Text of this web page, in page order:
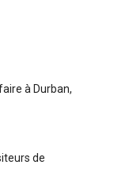
à Durban,
de